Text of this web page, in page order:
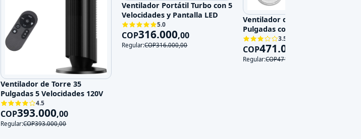
Ventilador de Torre 35
Pulgadas 5 Velocidades 120V
4.5
COP393.000,00
Regular:COP393.000,00
Ventilador Portátil Turbo con 5
Velocidades y Pantalla LED
5.0
COP316.000,00
Regular:COP316.000,00
Ventilador de Pared 14
Pulgadas con Control Remoto,
3 Velocidades y 3 Modos, 120V
3.5
COP471.000
Regular:COP471.000